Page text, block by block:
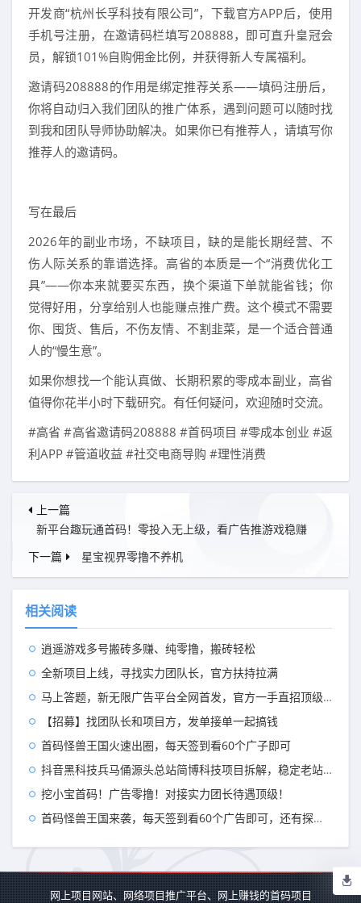
开发商“杭州长孚科技有限公司”，下载官方APP后，使用
手机号注册，在邀请码栏填写208888，即可直升皇冠会
员，解锁101%自购佣金比例，并获得新人专属福利。
邀请码208888的作用是绑定推荐关系——填码注册后，
你将自动归入我们团队的推广体系，遇到问题可以随时找
到我和团队导师协助解决。如果你已有推荐人，请填写你
推荐人的邀请码。
写在最后
2026年的副业市场，不缺项目，缺的是能长期经营、不
伤人际关系的靠谱选择。高省的本质是一个“消费优化工
具”——你本来就要买东西，换个渠道下单就能省钱；你
觉得好用，分享给别人也能赚点推广费。这个模式不需要
你、囤货、售后，不伤友情、不割韭菜，是一个适合普通
人的“慢生意”。
如果你想找一个能认真做、长期积累的零成本副业，高省
值得你花半小时下载研究。有任何疑问，欢迎随时交流。
#高省 #高省邀请码208888 #首码项目 #零成本创业 #返
利APP #管道收益 #社交电商导购 #理性消费
上一篇
新平台趣玩通首码！零投入无上级，看广告推游戏稳赚
下一篇
星宝视界零撸不养机
相关阅读
逍遥游戏多号搬砖多赚、纯零撸，搬砖轻松
全新项目上线，寻找实力团队长，官方扶持拉满
马上答题，新无限广告平台全网首发，官方一手直招顶级代理，待遇拉满
【招募】找团队长和项目方，发单接单一起搞钱
首码怪兽王国火速出圈，每天签到看60个广子即可
抖音黑科技兵马俑源头总站简博科技项目拆解，稳定老站的强力推荐
挖小宝首码！广告零撸！对接实力团长待遇顶级！
首码怪兽王国来袭，每天签到看60个广告即可，还有探险模式出现
网上项目网站、网络项目推广平台、网上赚钱的首码项目